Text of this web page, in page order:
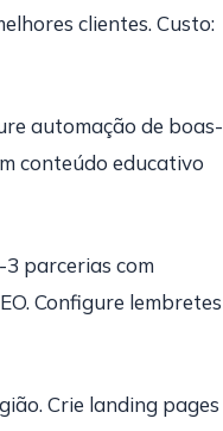
clientes. Custo:
automação de boas-
conteúdo educativo
parcerias com
Configure lembretes
Crie landing pages